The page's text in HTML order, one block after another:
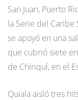
San Juan, Puerto
la Serie del Caribe
se apoyó en una
que cubrió siete
de Chiriquí, en el
Quiala aisló tres